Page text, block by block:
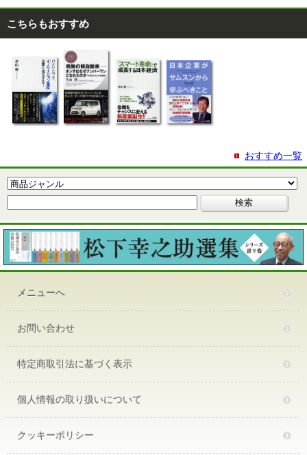
こちらもおすすめ
おすすめ一覧
メニューへ
お問い合わせ
特定商取引法に基づく表示
個人情報の取り扱いについて
クッキーポリシー